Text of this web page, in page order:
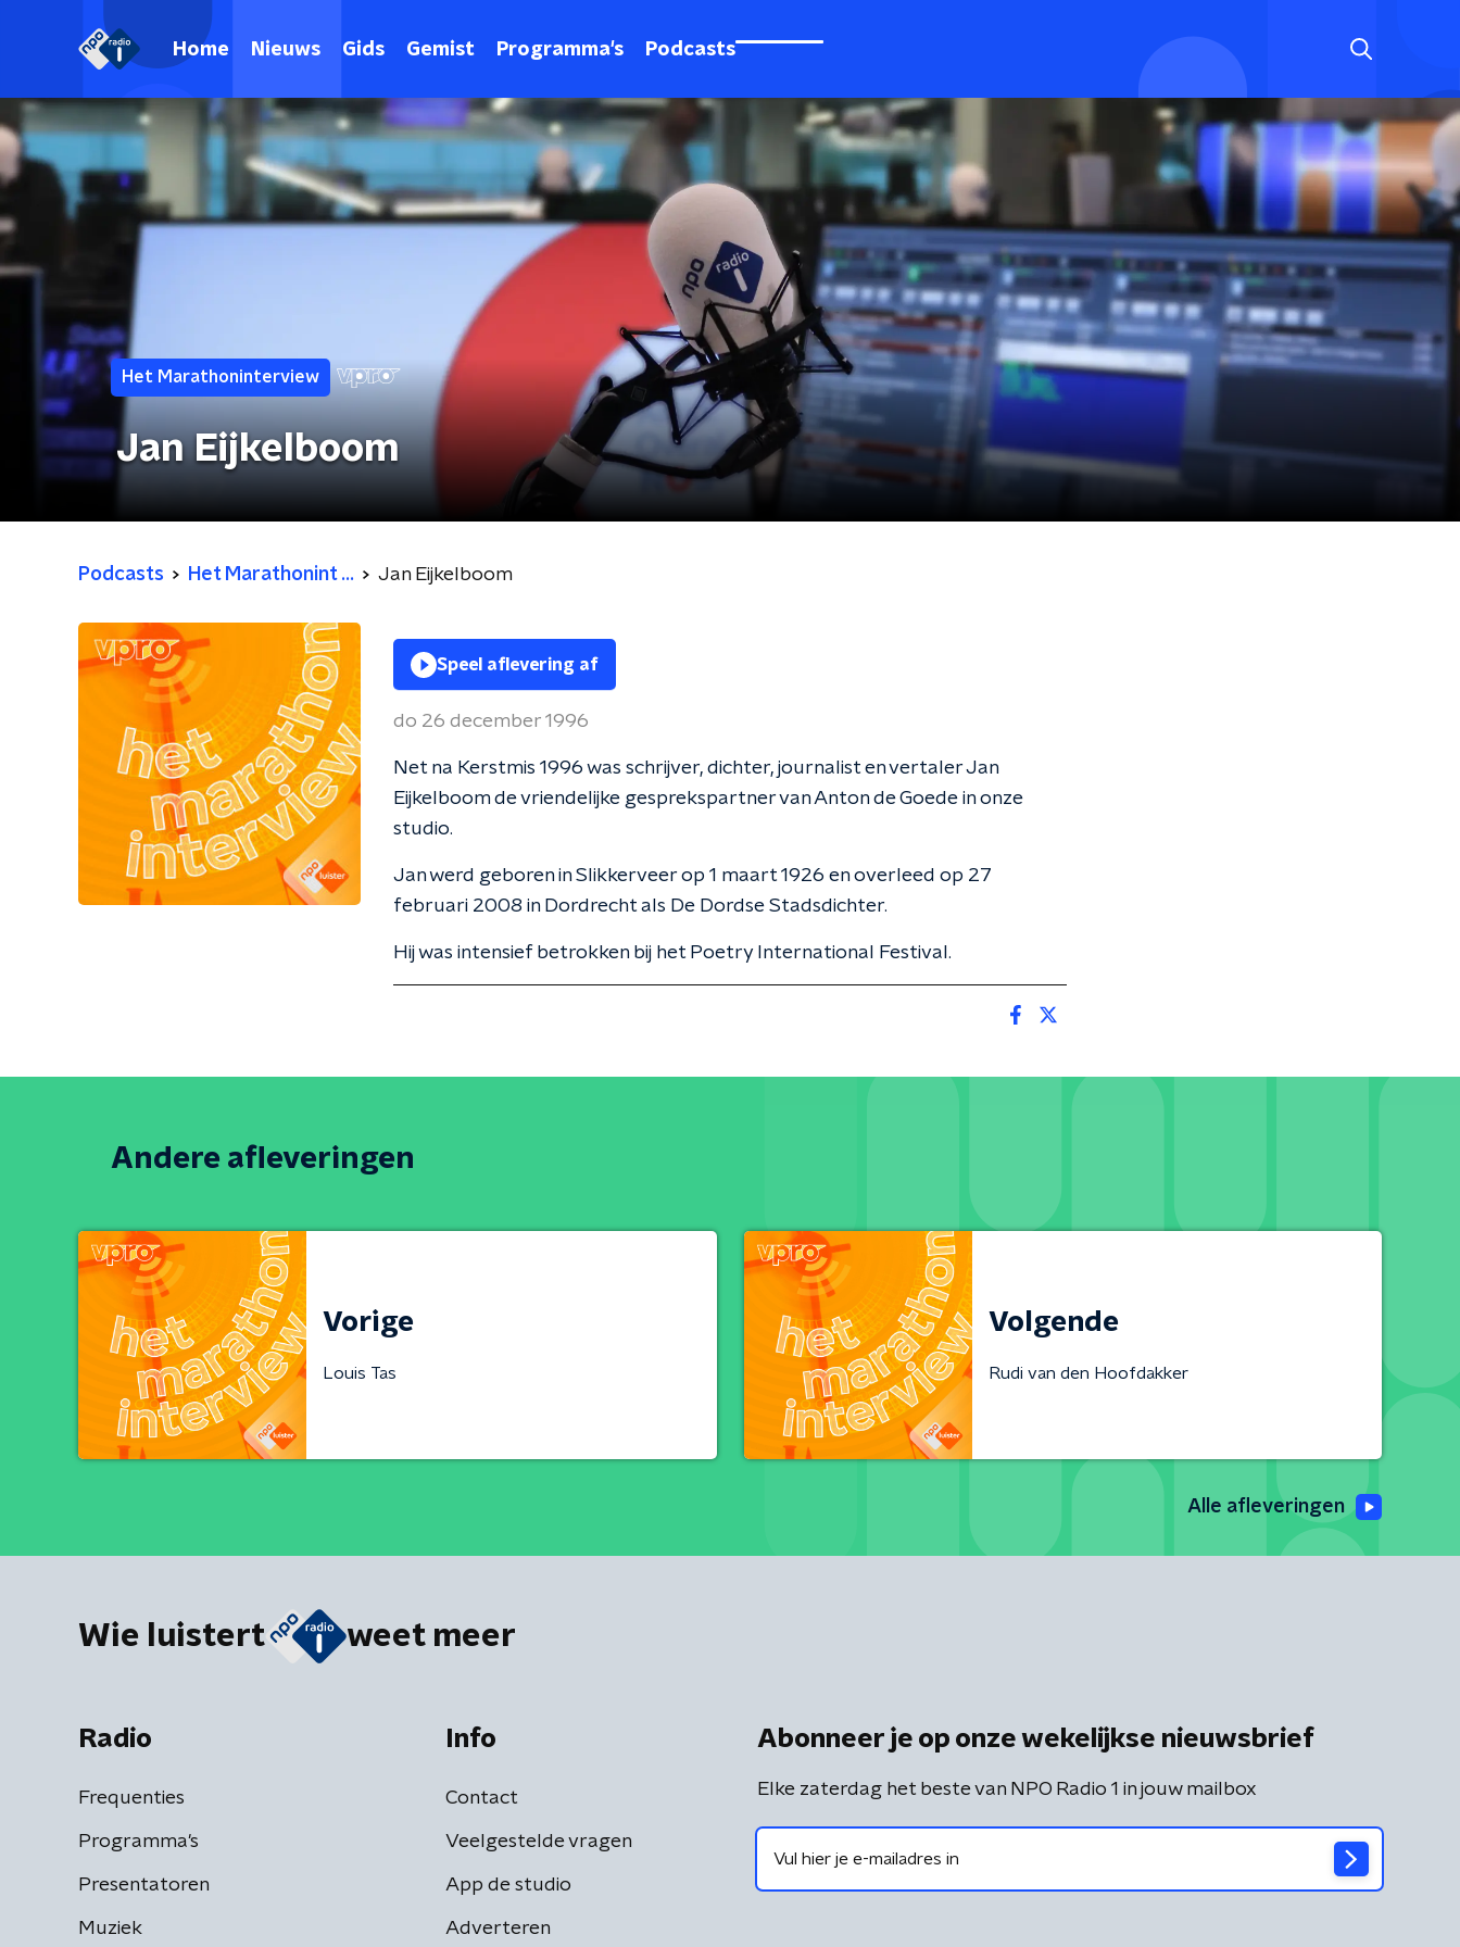
Home Nieuws Gids Gemist Programma's Podcasts
Het Marathoninterview
Jan Eijkelboom
Podcasts Het Marathonint ... Jan Eijkelboom
Speel aflevering af
do 26 december 1996
Net na Kerstmis 1996 was schrijver, dichter, journalist en vertaler Jan
Eijkelboom de vriendelijke gesprekspartner van Anton de Goede in onze
studio.
Jan werd geboren in Slikkerveer op 1 maart 1926 en overleed op 27
februari 2008 in Dordrecht als De Dordse Stadsdichter.
Hij was intensief betrokken bij het Poetry International Festival.
Andere afleveringen
Vorige
Louis Tas
Volgende
Rudi van den Hoofdakker
Alle afleveringen
Wie luistert weet meer
Radio
Frequenties
Programma's
Presentatoren
Muziek
Info
Contact
Veelgestelde vragen
App de studio
Adverteren
Abonneer je op onze wekelijkse nieuwsbrief
Elke zaterdag het beste van NPO Radio 1 in jouw mailbox